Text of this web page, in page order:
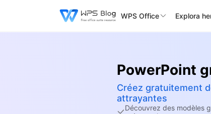
WPS Office Explora
PowerPoint
Créez gratuitement
attrayantes
Découvrez des modèles